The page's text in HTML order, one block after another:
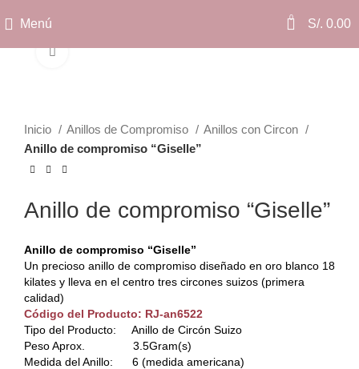
Menú 0 S/. 0.00
Clic para ampliar
Inicio Anillos de Compromiso
Anillos con Circon
Anillo de compromiso “Giselle”
Anillo de compromiso “Giselle”
Anillo de compromiso “Giselle”
Un precioso anillo de compromiso diseñado en oro blanco 18
kilates y lleva en el centro tres circones suizos (primera
calidad)
Código del Producto: RJ-an6522
Tipo del Producto: Anillo de Circón Suizo
Peso Aprox. 3.5Gram(s)
Medida del Anillo: 6 (medida americana)